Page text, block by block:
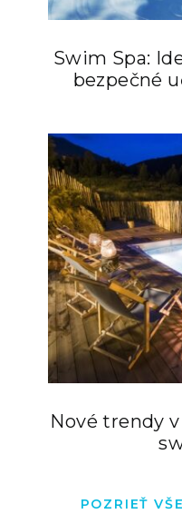
Swim Spa:
bezpečné
Nové trendy
POZRIEŤ